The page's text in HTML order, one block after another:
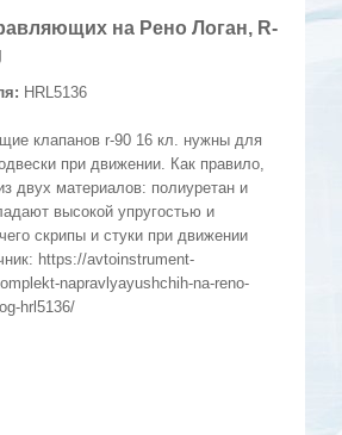
на Рено Логан, R-
HRL5136
клапанов r-90 16 кл. нужны для
при движении. Как правило,
двух материалов: полиуретан и
высокой упругостью и
скрипы и стуки при движении
https://avtoinstrument-
napravlyayushchih-na-reno-
hrl5136/